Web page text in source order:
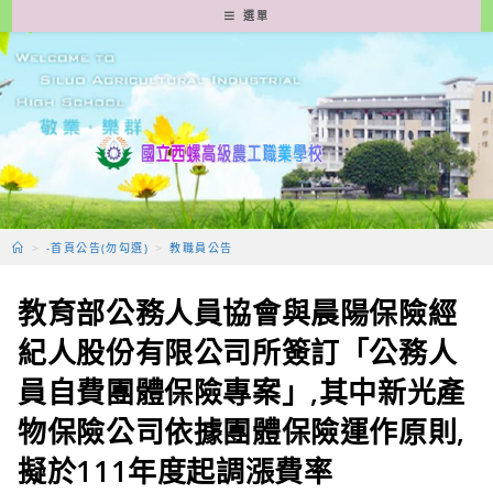
轉
至
要
容
選單
> -首頁公告(勿勾選) > 教職員公告
教育部公務人員協會與晨陽保險經
紀人股份有限公司所簽訂「公務人
員自費團體保險專案」,其中新光產
物保險公司依據團體保險運作原則,
擬於111年度起調漲費率